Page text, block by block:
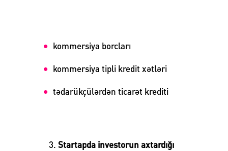
kommersiya borcları
kommersiya tipli kredit xətləri
tədarükçülərdən ticarət krediti
Startapda investorun axtardığı